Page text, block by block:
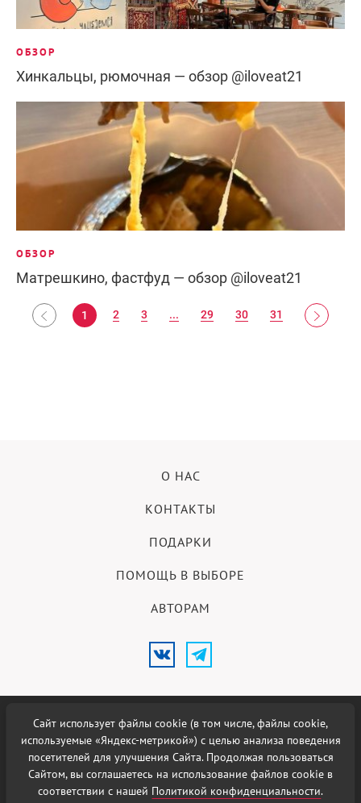
ОБЗОР
Хинкальцы, рюмочная — обзор @iloveat21
ОБЗОР
Матрешкино, фастфуд — обзор @iloveat21
1 2 3 ... 29 30 31
О НАС
КОНТАКТЫ
ПОДАРКИ
ПОМОЩЬ В ВЫБОРЕ
АВТОРАМ
© 2026 Меню Новосибирска. 18+
Использование материалов возможно при наличии активной
гиперссылки на сайтМеню Новосибирска.
Политика в отношенииобработки персональных данных.
Сайт использует файлы cookie (в том числе, файлы cookie,
используемые «Яндекс-метрикой») с целью анализа поведения
посетителей для улучшения Сайта. Продолжая пользоваться
Сайтом, вы соглашаетесь на использование файлов cookie в
соответствии с нашей Политикой конфиденциальности.